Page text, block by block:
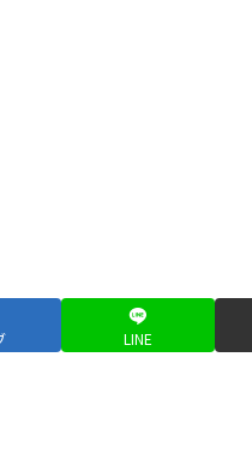
LINE